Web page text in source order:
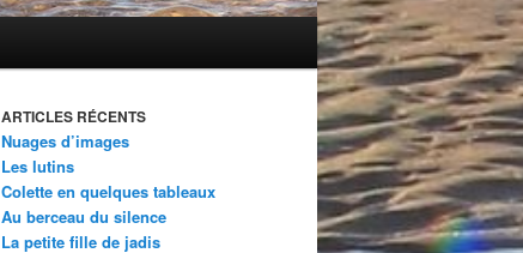
ARTICLES RÉCENTS
Nuages d’images
Les lutins
Colette en quelques tableaux
Au berceau du silence
La petite fille de jadis